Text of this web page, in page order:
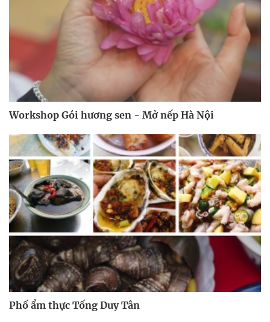
Workshop Gói hương sen - Mở nếp Hà Nội
Phố ẩm thực Tống Duy Tân